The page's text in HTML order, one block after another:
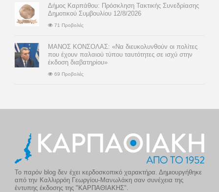
Δήμος Καρπάθου: Πρόσκληση Τακτικής Συνεδρίασης
Δημοτικού Συμβουλίου 12/8/2026
71 Προβολές
ΜΑΝΟΣ ΚΟΝΣΟΛΑΣ: «Να διευκολυνθούν οι πολίτες
που έχουν παλαιού τύπου ταυτότητες σε ισχύ στην
έκδοση διαβατηρίου»
69 Προβολές
Το παρόν blog δεν έχει κερδοσκοπικό χαρακτήρα. Δημιουργήθηκε
από την Καλλιρρόη Γεωργίου-Μανωλάκη σαν συνέχεια της
έντυπης έκδοσης της "ΚΑΡΠΑΘΙΑΚΗΣ".